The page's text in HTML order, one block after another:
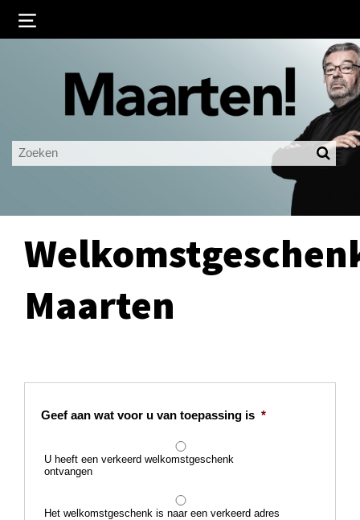
Ingelogd blijven
LOGIN
Maarten
Geef aan wat voor u van toepassing is *
U heeft een verkeerd welkomstgeschenk
ontvangen
Het welkomstgeschenk is naar een verkeerd adres